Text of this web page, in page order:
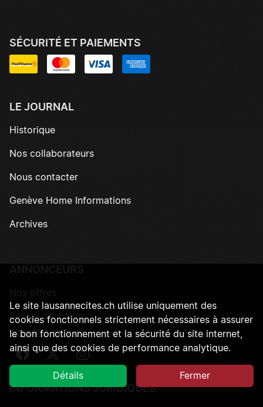
SÉCURITÉ ET PAIEMENTS
LE JOURNAL
Historique
Nos collaborateurs
Nous contacter
Genève Home Informations
Archives
Petites annonces
SUIVEZ-NOUS
Suivez-nous sur Facebook
Suivez-nous sur Twitter
Suivez-nous sur Instagram
INFORMATIONS JURIDIQUES
Le site lausannecites.ch utilise uniquement des
cookies fonctionnels strictement nécessaires à assurer
le bon fonctionnement et la sécurité du site internet,
ainsi que des cookies de performance analytique.
Détails Fermer